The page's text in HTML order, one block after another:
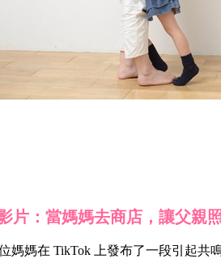
片：當媽媽去商店，讓父親
媽媽在 TikTok 上發布了一段引起共